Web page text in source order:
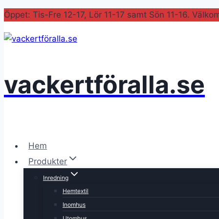
Skip
content
Öppet: Tis-Fre 12-17, Lör 11-17 samt Sön 11-16.
vackertföralla.se
Hem
Produkter
Inredning
Hemtextil
Inomhus